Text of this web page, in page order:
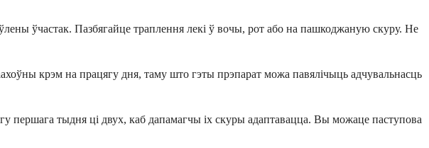
ўчастак. Пазбягайце траплення лекі ў вочы, рот або на пашкоджаную скуру. Не
крэм на працягу дня, таму што гэты прэпарат можа павялічыць адчувальнасць
першага тыдня ці двух, каб дапамагчы іх скуры адаптавацца. Вы можаце паступова